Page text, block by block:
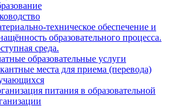
техническое обеспечение и
образовательного процесса.
среда.
образовательные услуги
места для приема (перевода)
питания в образовательной